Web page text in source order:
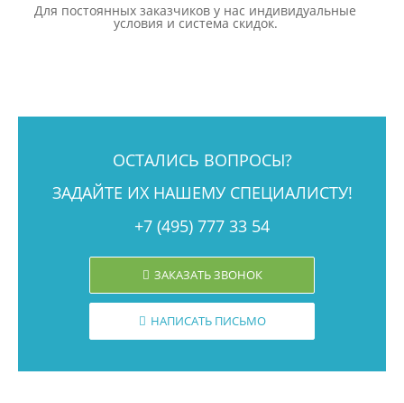
Для постоянных заказчиков у нас индивидуальные
условия и система скидок.
ОСТАЛИСЬ ВОПРОСЫ?
ЗАДАЙТЕ ИХ НАШЕМУ СПЕЦИАЛИСТУ!
+7 (495) 777 33 54
ЗАКАЗАТЬ ЗВОНОК
НАПИСАТЬ ПИСЬМО